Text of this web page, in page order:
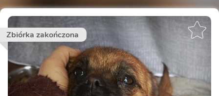
Zbiórka zakończona